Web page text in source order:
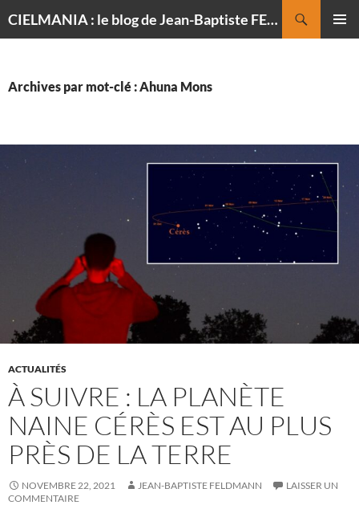
CIELMANIA : le blog de Jean-Baptiste FELDMANN, photographe du ciel
Archives par mot-clé : Ahuna Mons
ACTUALITÉS
À SUIVRE : LA PLANÈTE
NAINE CÉRÈS EST AU PLUS
PRÈS DE LA TERRE
NOVEMBRE 22, 2021 JEAN-BAPTISTE FELDMANN
LAISSER UN
COMMENTAIRE